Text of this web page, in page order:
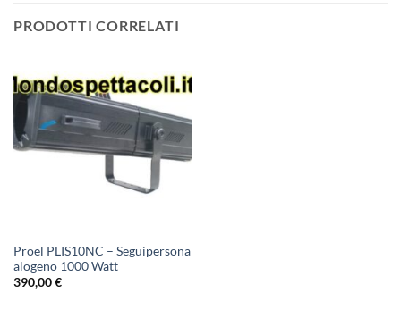
PRODOTTI CORRELATI
Proel PLIS10NC – Seguipersona
alogeno 1000 Watt
390,00€